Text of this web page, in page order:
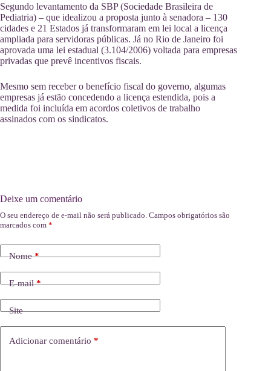
Segundo levantamento da SBP (Sociedade Brasileira de
Pediatria) – que idealizou a proposta junto à senadora – 130
cidades e 21 Estados já transformaram em lei local a licença
ampliada para servidoras públicas. Já no Rio de Janeiro foi
aprovada uma lei estadual (3.104/2006) voltada para empresas
privadas que prevê incentivos fiscais.
Mesmo sem receber o benefício fiscal do governo, algumas
empresas já estão concedendo a licença estendida, pois a
medida foi incluída em acordos coletivos de trabalho
assinados com os sindicatos.
Deixe um comentário
O seu endereço de e-mail não será publicado. Campos obrigatórios são
marcados com *
Nome*
E-mail*
Site
Adicionar comentário *